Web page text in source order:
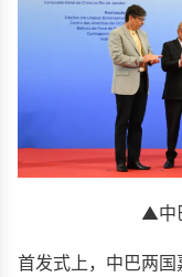
▲中
首发式上，中巴两